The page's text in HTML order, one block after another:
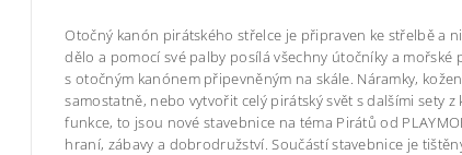
Otočný kanón pirátského střelce je připraven ke střelbě a
dělo a pomocí své palby posílá všechny útočníky a
s otočným kanónem připevněným na skále. Náramky,
samostatně, nebo vytvořit celý pirátský svět s dalšími sety
funkce, to jsou nové stavebnice na téma Pirátů od
hraní, zábavy a dobrodružství. Součástí stavebnice je